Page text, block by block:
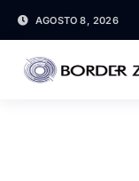
AGOSTO 8, 2026